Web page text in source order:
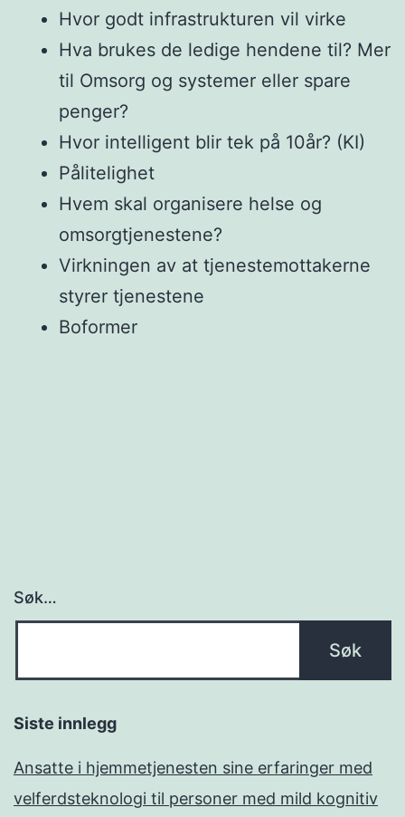
Hvor godt infrastrukturen vil virke
Hva brukes de ledige hendene til? Mer
til Omsorg og systemer eller spare
penger?
Hvor intelligent blir tek på 10år? (KI)
Pålitelighet
Hvem skal organisere helse og
omsorgtjenestene?
Virkningen av at tjenestemottakerne
styrer tjenestene
Boformer
Søk…
Siste innlegg
Ansatte i hjemmetjenesten sine erfaringer med
velferdsteknologi til personer med mild kognitiv